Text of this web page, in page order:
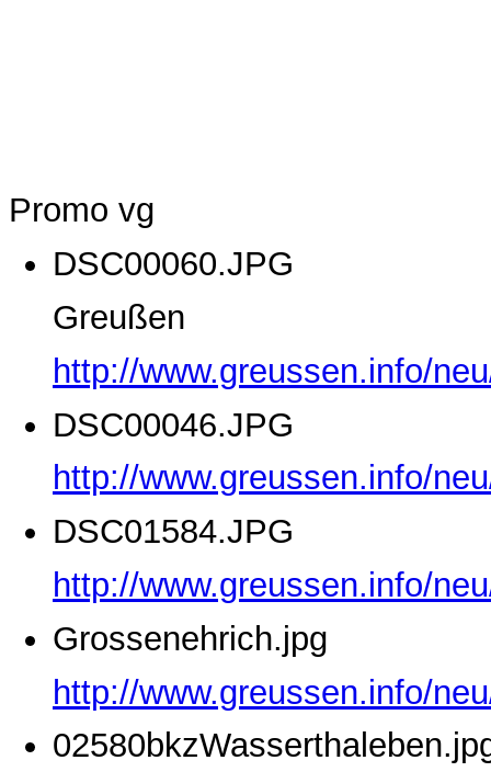
Promo vg
DSC00060.JPG
Greußen
http://www.greussen.info/
DSC00046.JPG
http://www.greussen.info/
DSC01584.JPG
http://www.greussen.info/
Grossenehrich.jpg
http://www.greussen.info/